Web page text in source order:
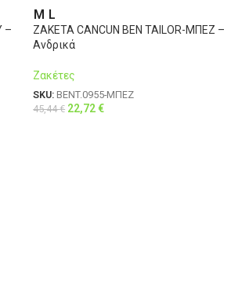
–
M L
ΖΑΚΕΤΑ CANCUN BEN TAILOR-ΜΠΕΖ –
Ανδρικά
Ζακέτες
SKU: BENT.0955-ΜΠΕΖ
45,44€ 22,72€